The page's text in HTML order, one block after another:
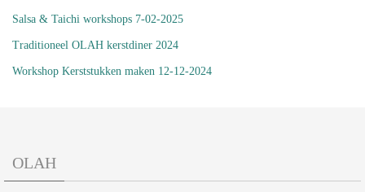
Salsa & Taichi workshops 7-02-2025
Traditioneel OLAH kerstdiner 2024
Workshop Kerststukken maken 12-12-2024
OLAH